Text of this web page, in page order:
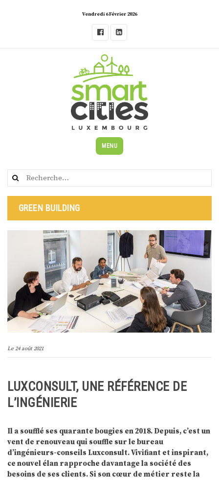
Vendredi 6 Février 2026
MENU
Rechercher :
GREEN BUILDING
Le 24 août 2021
LUXCONSULT, UNE RÉFÉRENCE DE
L’INGÉNIERIE
Il a soufflé ses quarante bougies en 2018. Depuis, c’est un
vent de renouveau qui souffle sur le bureau
d’ingénieurs-conseils Luxconsult. Vivifiant et inspirant,
ce nouvel élan rapproche davantage la société des
besoins de ses clients. Si son cœur de métier reste la